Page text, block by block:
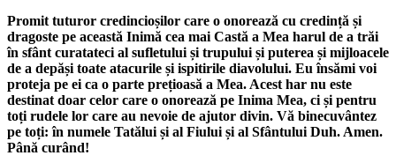
Promit tuturor credincioșilor care o onorează cu credință și
dragoste pe această Inimă cea mai Castă a Mea harul de a trăi
în sfânt curatateci al sufletului și trupului și puterea și mijloacele
de a depăși toate atacurile și ispitirile diavolului. Eu însămi voi
proteja pe ei ca o parte prețioasă a Mea. Acest har nu este
destinat doar celor care o onorează pe Inima Mea, ci și pentru
toți rudele lor care au nevoie de ajutor divin. Vă binecuvântez
pe toți: în numele Tatălui și al Fiului și al Sfântului Duh. Amen.
Până curând!